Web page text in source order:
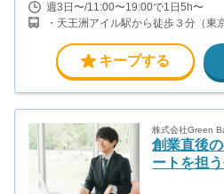
週3日〜/11:00〜19:00で1日5h〜
・天王洲アイル駅から徒歩３分（東
キープする
株式会社Green
創業直後
ートを担